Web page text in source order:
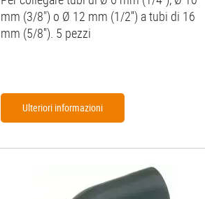
mm (3/8") o Ø 12 mm (1/2'') a tubi di 16
mm (5/8''). 5 pezzi
Ulteriori informazioni